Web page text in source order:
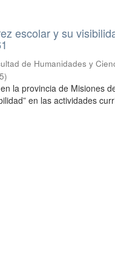
escolar y su
de Humanidades y
)
la provincia de Misiones
en las actividades